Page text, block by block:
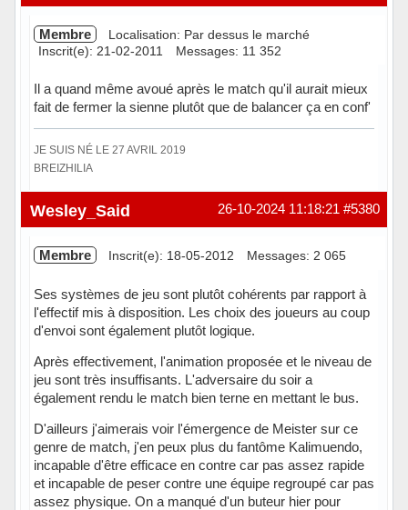
Membre
Localisation: Par dessus le marché
Inscrit(e): 21-02-2011
Messages: 11 352
Il a quand même avoué après le match qu'il aurait mieux
fait de fermer la sienne plutôt que de balancer ça en conf'
JE SUIS NÉ LE 27 AVRIL 2019
BREIZHILIA
Hors ligne #5380
26-10-2024 11:18:21
Wesley_Said
Membre Inscrit(e): 18-05-2012 Messages: 2 065
Ses systèmes de jeu sont plutôt cohérents par rapport à
l'effectif mis à disposition. Les choix des joueurs au coup
d'envoi sont également plutôt logique.
Après effectivement, l'animation proposée et le niveau de
jeu sont très insuffisants. L'adversaire du soir a
également rendu le match bien terne en mettant le bus.
D'ailleurs j'aimerais voir l'émergence de Meister sur ce
genre de match, j'en peux plus du fantôme Kalimuendo,
incapable d'être efficace en contre car pas assez rapide
et incapable de peser contre une équipe regroupé car pas
assez physique. On a manqué d'un buteur hier pour